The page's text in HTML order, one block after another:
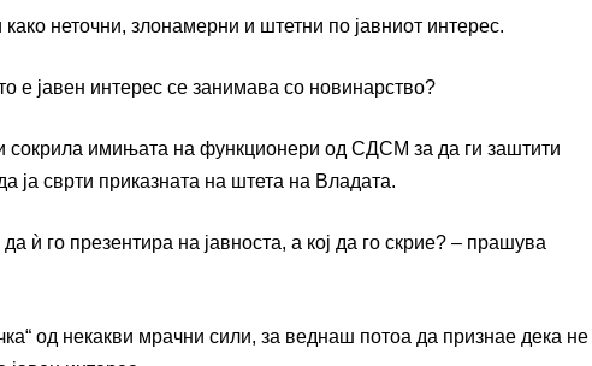
неточни, злонамерни и штетни по јавниот интерес.
е јавен интерес се занимава со новинарство?
сокрила имињата на функционери од СДСМ за да ги заштити
ја сврти приказната на штета на Владата.
ѝ го презентира на јавноста, а кој да го скрие? – прашува
од некакви мрачни сили, за веднаш потоа да признае дека не